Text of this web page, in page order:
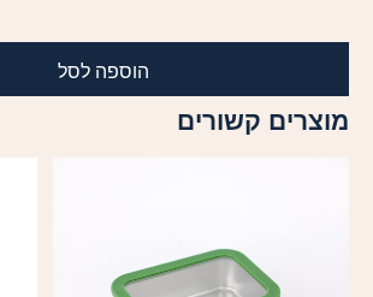
הוספה לסל
מוצרים קשורים